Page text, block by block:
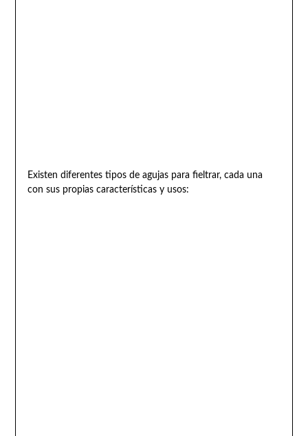
Existen diferentes tipos de agujas para fieltrar, cada una
con sus propias características y usos: